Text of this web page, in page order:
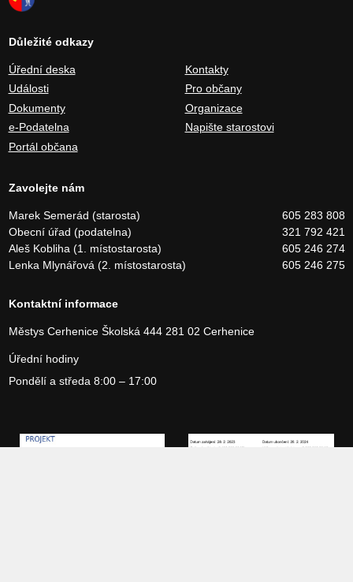
Důležité odkazy
Úřední deska
Události
Dokumenty
e-Podatelna
Portál občana
Kontakty
Pro občany
Organizace
Napište starostovi
Zavolejte nám
Marek Semerád (starosta)
605 283 808
Obecní úřad (podatelna)
321 792 421
Aleš Kobliha (1. místostarosta)
605 246 274
Lenka Mlynářová (2. místostarosta)
605 246 275
Kontaktní informace
Městys CerheniceŠkolská 444281 02 Cerhenice
Úřední hodiny
Pondělí a středa 8:00 – 17:00